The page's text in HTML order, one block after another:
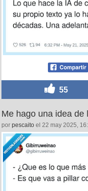
55
Me hago una idea de
por pescaito el 22 may 2025,